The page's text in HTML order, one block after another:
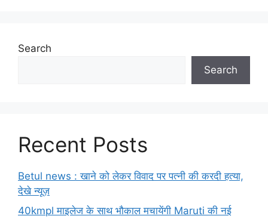
Search
Search
Recent Posts
Betul news : खाने को लेकर विवाद पर पत्नी की करदी हत्या,
देखे न्यूज़
40kmpl माइलेज के साथ भौकाल मचायेंगी Maruti की नई